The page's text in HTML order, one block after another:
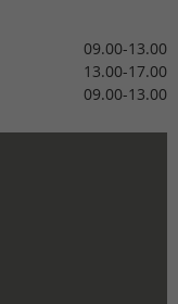
09.00-13.00
13.00-17.00
09.00-13.00